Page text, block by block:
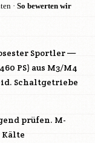
· So bewerten wir
Sportler —
PS) aus M3/M4
Schaltgetriebe
prüfen. M-
Kälte